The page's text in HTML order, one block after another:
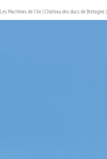
Les Machines de l’île|Château des ducs de Bretagne|